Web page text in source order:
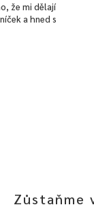
že mi dělají
a hned s
Zůstaňme